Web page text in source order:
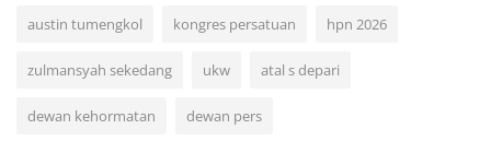
austin tumengkol kongres persatuan hpn 2026
zulmansyah sekedang ukw atal s depari
dewan kehormatan dewan pers